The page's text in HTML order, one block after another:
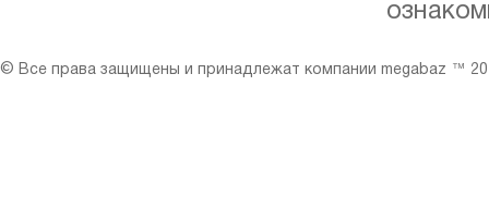
© Все права защищены и принадлежат компании megabaz ™